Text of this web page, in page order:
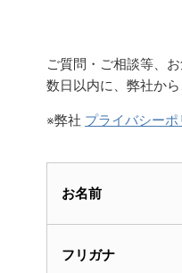
ご質問・ご相談等、
数日以内に、弊社か
※弊社 プライバシーポ
お名前
フリガナ